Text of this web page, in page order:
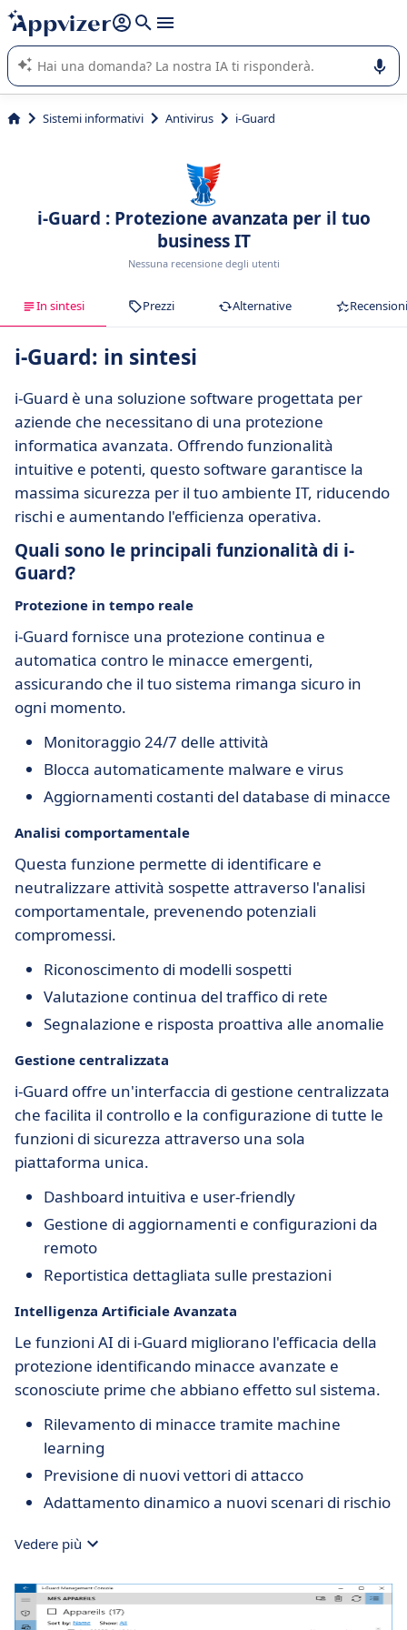
righe con
shift + enter
L'IA di Appvizer vi guida nell'utilizzo o nella scelta di un
software SaaS per la vostra azienda.
Sistemi informativi Antivirus i-Guard
i-Guard : Protezione avanzata per il tuo
business IT
Nessuna recensione degli utenti
In sintesi Prezzi Alternative Recensioni
i-Guard: in sintesi
i-Guard è una soluzione software progettata per
aziende che necessitano di una protezione
informatica avanzata. Offrendo funzionalità
intuitive e potenti, questo software garantisce la
massima sicurezza per il tuo ambiente IT, riducendo
rischi e aumentando l'efficienza operativa.
Quali sono le principali funzionalità di i-
Guard?
Protezione in tempo reale
i-Guard fornisce una protezione continua e
automatica contro le minacce emergenti,
assicurando che il tuo sistema rimanga sicuro in
ogni momento.
Monitoraggio 24/7 delle attività
Blocca automaticamente malware e virus
Aggiornamenti costanti del database di minacce
Analisi comportamentale
Questa funzione permette di identificare e
neutralizzare attività sospette attraverso l'analisi
comportamentale, prevenendo potenziali
compromessi.
Riconoscimento di modelli sospetti
Valutazione continua del traffico di rete
Segnalazione e risposta proattiva alle anomalie
Gestione centralizzata
i-Guard offre un'interfaccia di gestione centralizzata
che facilita il controllo e la configurazione di tutte le
funzioni di sicurezza attraverso una sola
piattaforma unica.
Dashboard intuitiva e user-friendly
Gestione di aggiornamenti e configurazioni da
remoto
Reportistica dettagliata sulle prestazioni
Intelligenza Artificiale Avanzata
Le funzioni AI di i-Guard migliorano l'efficacia della
protezione identificando minacce avanzate e
sconosciute prime che abbiano effetto sul sistema.
Rilevamento di minacce tramite machine
learning
Previsione di nuovi vettori di attacco
Adattamento dinamico a nuovi scenari di rischio
Vedere più